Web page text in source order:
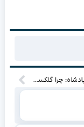
بازگشت پادشاه: چرا گلکسی زد فولد ۷ رکوردها را در هم شکست؟